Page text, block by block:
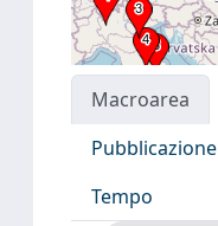
Macroarea
Pubblicazione
Tempo